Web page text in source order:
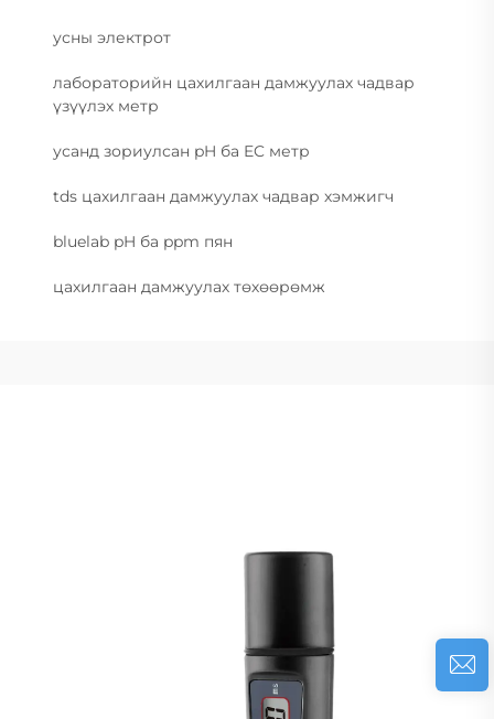
усны электрот
лабораторийн цахилгаан дамжуулах чадвар
үзүүлэх метр
усанд зориулсан pH ба EC метр
tds цахилгаан дамжуулах чадвар хэмжигч
bluelab pH ба ppm пян
цахилгаан дамжуулах төхөөрөмж